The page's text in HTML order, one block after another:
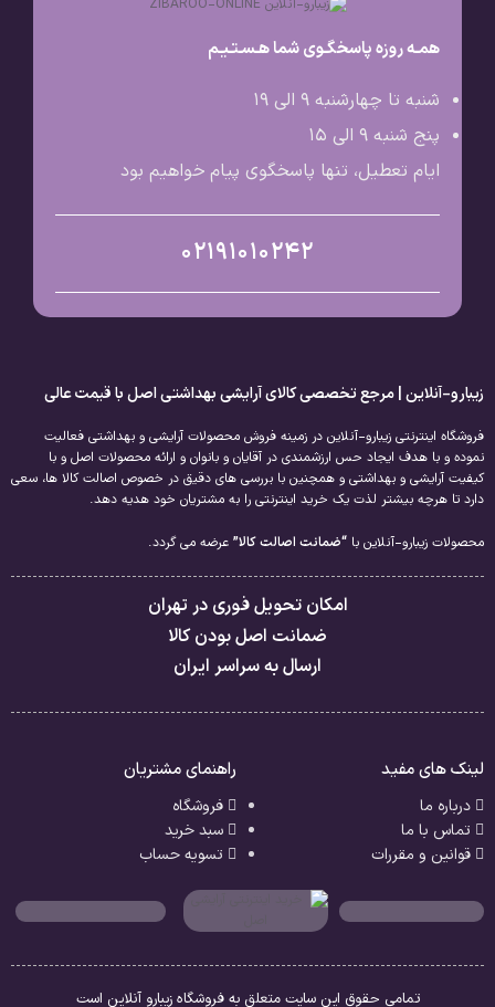
همـه روزه پاسخگـوی شما هـسـتـیـم
شنبه تا چهارشنبه 9 الی ۱۹
پنج شنبه 9 الی ۱۵
ایام تعطیل، تنها پاسخگوی پیام خواهیم بود
02191010242
زیبارو-آنلاین | مرجع تخصصی کالای آرایشی بهداشتی اصل با قیمت عالی
فروشگاه اینترنتی زیبارو-آنلاین در زمینه فروش محصولات آرایشی و بهداشتی فعالیت
نموده و با هدف ایجاد حس ارزشمندی در آقایان و بانوان و ارائه محصولات اصل و با
کیفیت آرایشی و بهداشتی و همچنین با بررسی های دقیق در خصوص اصالت کالا ها، سعی
دارد تا هرچه بیشتر لذت یک خرید اینترنتی را به مشتریان خود هدیه دهد.
محصولات زیبارو-آنلاین با “ضمانت اصالت کالا” عرضه می گردد.
امکان تحویل فوری در تهران
ضمانت اصل بودن کالا
ارسال به سراسر ایران
لینک های مفید
درباره ما
تماس با ما
قوانین و مقررات
راهنمای مشتریان
فروشگاه
سبد خرید
تسویه حساب
تمامی حقوق این سایت متعلق به فروشگاه زیبارو آنلاین است